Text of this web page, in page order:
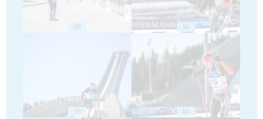
57 58
59 60